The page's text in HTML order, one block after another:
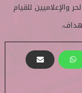
والإعلاميين للقيام